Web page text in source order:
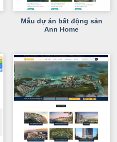
Mẫu dự án bất động sản
Ann Home